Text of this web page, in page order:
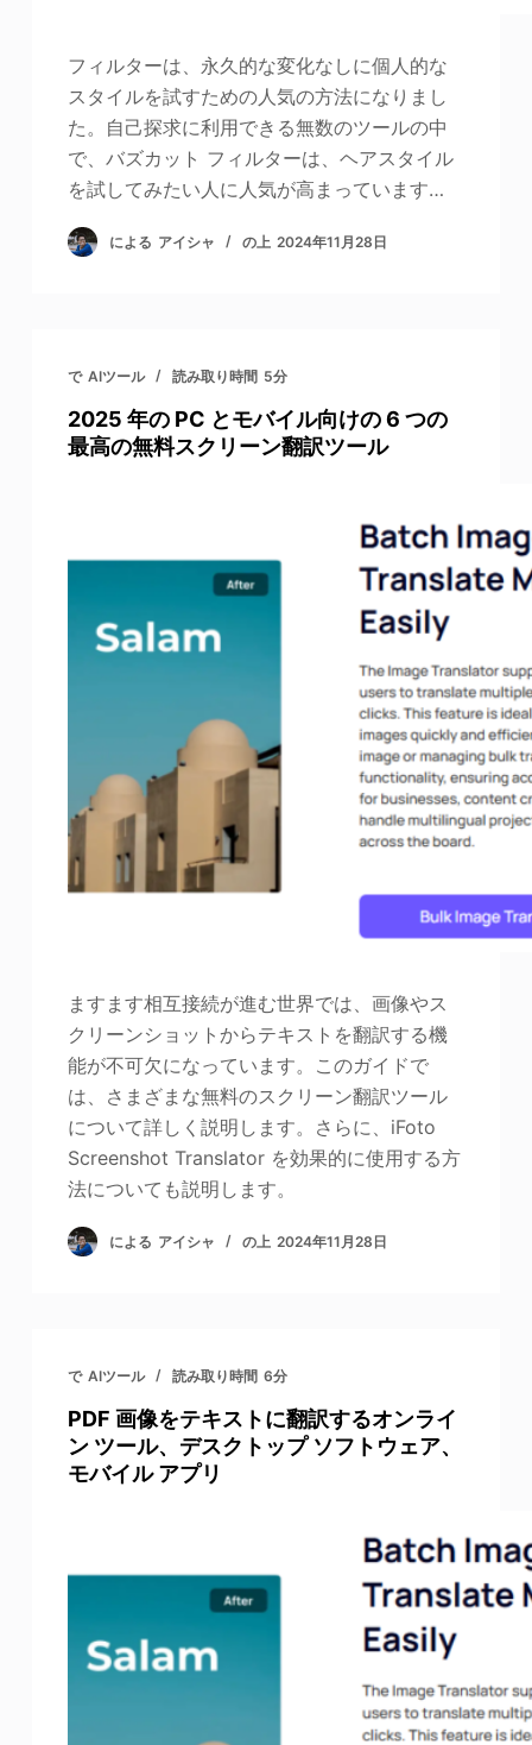
フィルターは、永久的な変化なしに個人的な
スタイルを試すための人気の方法になりまし
た。自己探求に利用できる無数のツールの中
で、バズカット フィルターは、ヘアスタイル
を試してみたい人に人気が高まっています…
による アイシャ の上 2024年11月28日
で AIツール 読み取り時間 5分
2025 年の PC とモバイル向けの 6 つの
最高の無料スクリーン翻訳ツール
ますます相互接続が進む世界では、画像やス
クリーンショットからテキストを翻訳する機
能が不可欠になっています。このガイドで
は、さまざまな無料のスクリーン翻訳ツール
について詳しく説明します。さらに、iFoto
Screenshot Translator を効果的に使用する方
法についても説明します。
による アイシャ の上 2024年11月28日
で AIツール 読み取り時間 6分
PDF 画像をテキストに翻訳するオンライ
ン ツール、デスクトップ ソフトウェア、
モバイル アプリ